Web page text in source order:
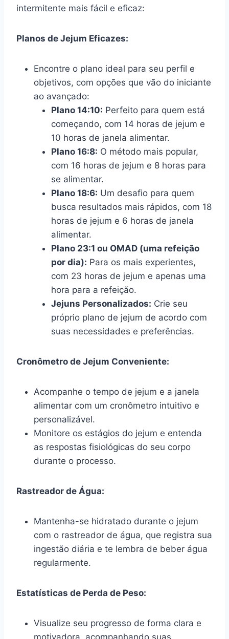
intermitente mais fácil e eficaz:
Planos de Jejum Eficazes:
Encontre o plano ideal para seu perfil e
objetivos, com opções que vão do iniciante
ao avançado:
Plano 14:10: Perfeito para quem está
começando, com 14 horas de jejum e
10 horas de janela alimentar.
Plano 16:8: O método mais popular,
com 16 horas de jejum e 8 horas para
se alimentar.
Plano 18:6: Um desafio para quem
busca resultados mais rápidos, com 18
horas de jejum e 6 horas de janela
alimentar.
Plano 23:1 ou OMAD (uma refeição
por dia): Para os mais experientes,
com 23 horas de jejum e apenas uma
hora para a refeição.
Jejuns Personalizados: Crie seu
próprio plano de jejum de acordo com
suas necessidades e preferências.
Cronômetro de Jejum Conveniente:
Acompanhe o tempo de jejum e a janela
alimentar com um cronômetro intuitivo e
personalizável.
Monitore os estágios do jejum e entenda
as respostas fisiológicas do seu corpo
durante o processo.
Rastreador de Água:
Mantenha-se hidratado durante o jejum
com o rastreador de água, que registra sua
ingestão diária e te lembra de beber água
regularmente.
Estatísticas de Perda de Peso:
Visualize seu progresso de forma clara e
motivadora, acompanhando suas